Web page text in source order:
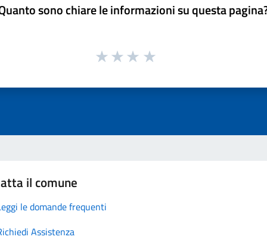
sono chiare le informazioni su questa
il comune
le domande frequenti
Assistenza